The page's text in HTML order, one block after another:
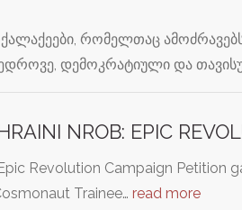
რომელთაც
დემოკრატიული და
NROB: EPIC
Revolution Campaign Petition
Trainee… read more